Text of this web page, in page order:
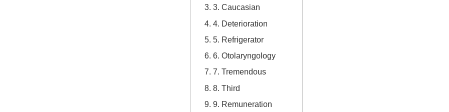
3. Caucasian
4. Deterioration
5. Refrigerator
6. Otolaryngology
7. Tremendous
8. Third
9. Remuneration